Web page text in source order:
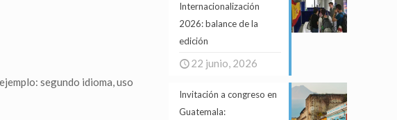
segundo idioma, uso
Internacionalización
2026: balance de la
edición
22 junio, 2026
Invitación a congreso en
Guatemala: